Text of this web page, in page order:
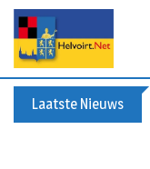
p
Laatste Nieuws